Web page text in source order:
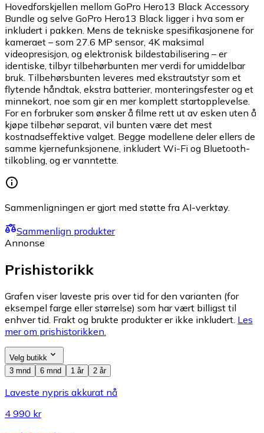
Hovedforskjellen mellom GoPro Hero13 Black Accessory
Bundle og selve GoPro Hero13 Black ligger i hva som er
inkludert i pakken. Mens de tekniske spesifikasjonene for
kameraet – som 27.6 MP sensor, 4K maksimal
videopresisjon, og elektronisk bildestabilisering – er
identiske, tilbyr tilbehørbunten mer verdi for umiddelbar
bruk. Tilbehørsbunten leveres med ekstrautstyr som et
flytende håndtak, ekstra batterier, monteringsfester og et
minnekort, noe som gir en mer komplett startopplevelse.
For en forbruker som ønsker å filme rett ut av esken uten å
kjøpe tilbehør separat, vil bunten være det mest
kostnadseffektive valget. Begge modellene deler ellers de
samme kjernefunksjonene, inkludert Wi-Fi og Bluetooth-
tilkobling, og er vanntette.
Sammenligningen er gjort med støtte fra AI-verktøy.
Sammenlign produkter
Annonse
Prishistorikk
Grafen viser laveste pris over tid for den varianten (for
eksempel farge eller størrelse) som har vært billigst til
enhver tid. Frakt og brukte produkter er ikke inkludert. Les
mer om prishistorikken.
Velg butikk
3 mnd
6 mnd 1 år 2 år
Laveste nypris akkurat nå
4 990 kr